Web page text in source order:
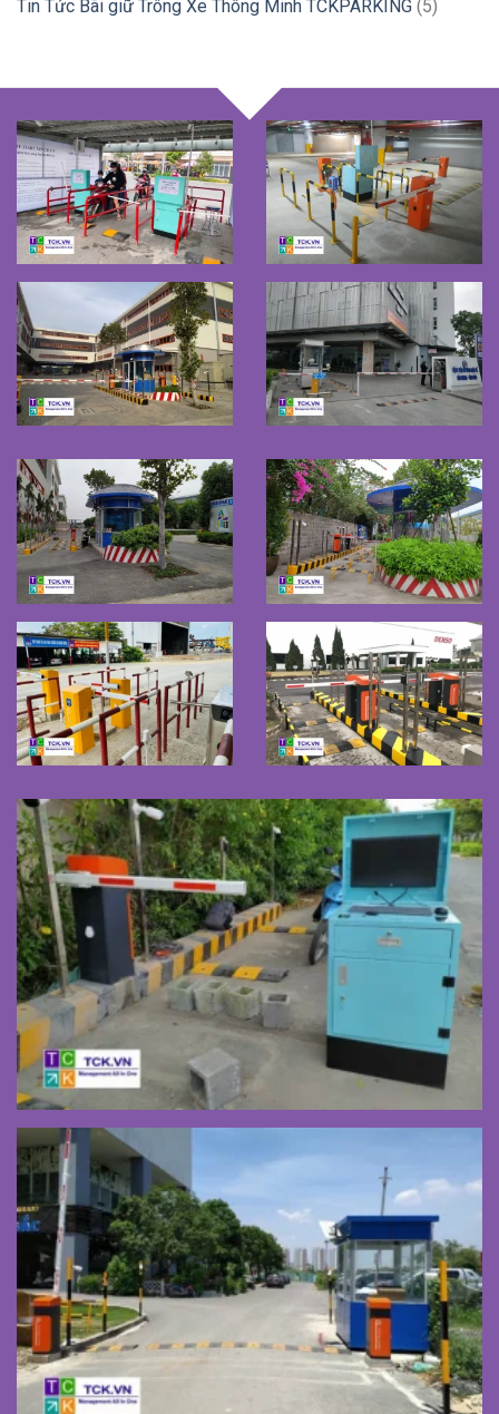
Tin Tức Bãi giữ Trông Xe Thông Minh TCKPARKING (5)